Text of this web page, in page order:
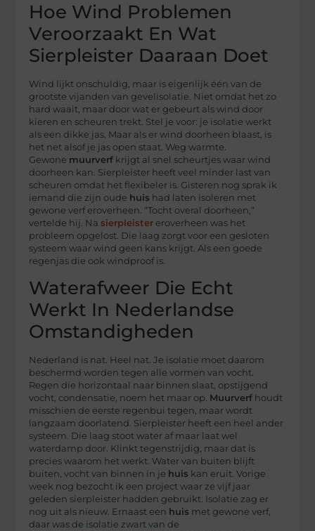
Hoe Wind Problemen
Veroorzaakt En Wat
Sierpleister Daaraan Doet
Wind lijkt onschuldig, maar is eigenlijk één van de
grootste vijanden van gevelisolatie. Niet omdat het zo
hard waait, maar door wat er gebeurt als wind door
kieren en scheuren trekt. Stel je voor: je isolatie werkt
als een dikke jas. Maar als er wind doorheen blaast, is
het net alsof je jas open staat. Weg warmte.
Gewone muurverf krijgt al snel scheurtjes waar wind
doorheen kan. Sierpleister heeft veel minder last van
scheuren omdat het flexibeler is. Gisteren nog sprak ik
iemand die zijn oude huis had laten isoleren met
gewone verf eroverheen. “Tocht overal doorheen,”
vertelde hij. Nasierpleister eroverheen was het
probleem opgelost. Die laag zorgt voor een gesloten
systeem waar wind geen kans krijgt. Als een goede
regenjas die ook windproof is.
Waterafweer Die Echt
Werkt In Nederlandse
Omstandigheden
Nederland is nat. Heel nat. Je isolatie moet daarom
beschermd worden tegen alle vormen van vocht.
Regen die horizontaal naar binnen slaat, opstijgend
vocht, condensatie, noem het maar op. Muurverf houdt
misschien de eerste regenbui tegen, maar wordt
langzaam doorlatend. Sierpleister heeft een heel ander
systeem. Die laag stoot water af maar laat wel
waterdamp door. Klinkt tegenstrijdig, maar dat is
precies waarom het werkt. Water van buiten blijft
buiten, vocht van binnen in je huis kan eruit. Vorige
week nog bezocht ik een project waar ze vijf jaar
geleden sierpleister hadden gebruikt. Isolatie zag er
nog uit als nieuw. Ernaast een huis met gewone verf,
daar was de isolatie zwart van de